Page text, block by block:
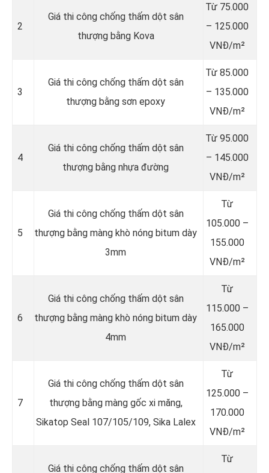
2
Giá thi công chống thấm dột sân
thượng bằng Kova
Từ 75.000
– 125.000
VNĐ/m²
3
Giá thi công chống thấm dột sân
thượng bằng sơn epoxy
Từ 85.000
– 135.000
VNĐ/m²
4
Giá thi công chống thấm dột sân
thượng bằng nhựa đường
Từ 95.000
– 145.000
VNĐ/m²
5
Giá thi công chống thấm dột sân
thượng bằng màng khò nóng bitum dày
3mm
Từ
105.000 –
155.000
VNĐ/m²
6
Giá thi công chống thấm dột sân
thượng bằng màng khò nóng bitum dày
4mm
Từ
115.000 –
165.000
VNĐ/m²
7
Giá thi công chống thấm dột sân
thượng bằng màng gốc xi măng,
Sikatop Seal 107/105/109, Sika Lalex
Từ
125.000 –
170.000
VNĐ/m²
Giá thi công chống thấm dột sân
Từ